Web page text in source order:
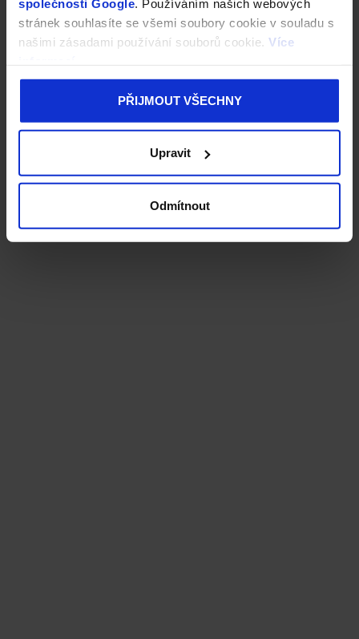
společnosti Google. Používáním našich webových
stránek souhlasíte se všemi soubory cookie v souladu s
našimi zásadami používání souborů cookie. Více
PŘIJMOUT VŠECHNY
Upravit
Odmítnout